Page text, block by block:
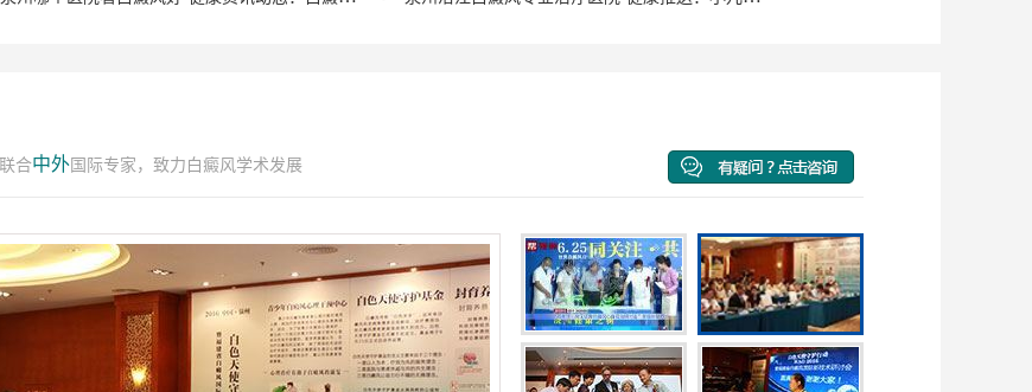
联合中外国际专家，致力白癜风学术发展